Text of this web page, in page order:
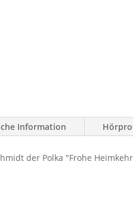
Information
der Polka "Frohe